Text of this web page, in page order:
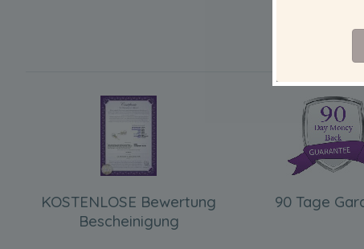
KOSTENLOSE Bewertung
Bescheinigung
90 Tage